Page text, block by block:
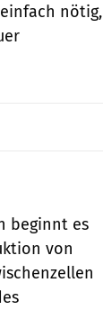
nötig,
beginnt es
von